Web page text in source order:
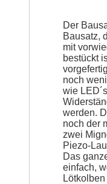
Der
Bausatz,
mit
bestückt
noch
wie
werden.
noch der
zwei
Piezo-
Das
einfach,